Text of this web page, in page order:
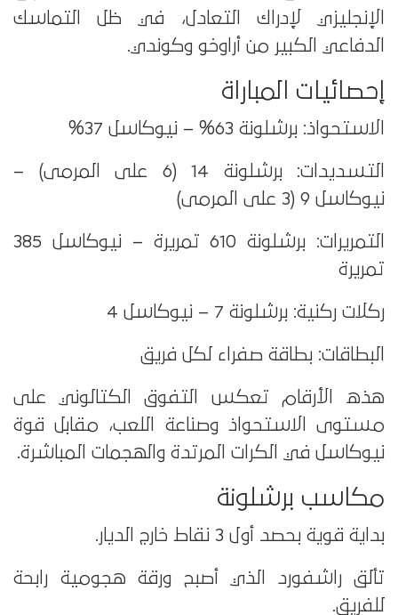
الإنجليزي لإدراك التعادل، في ظل التماسك
الدفاعي الكبير من أراوخو وكوندي.
إحصائيات المباراة
الاستحواذ: برشلونة 63% – نيوكاسل 37%
التسديدات: برشلونة 14 (6 على المرمى) –
نيوكاسل 9 (3 على المرمى)
التمريرات: برشلونة 610 تمريرة – نيوكاسل 385
تمريرة
ركلات ركنية: برشلونة 7 – نيوكاسل 4
البطاقات: بطاقة صفراء لكل فريق
هذه الأرقام تعكس التفوق الكتالوني على
مستوى الاستحواذ وصناعة اللعب، مقابل قوة
نيوكاسل في الكرات المرتدة والهجمات المباشرة.
مكاسب برشلونة
بداية قوية بحصد أول 3 نقاط خارج الديار.
تألق راشفورد الذي أصبح ورقة هجومية رابحة
للفريق.